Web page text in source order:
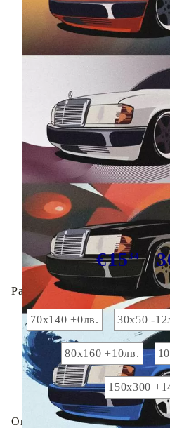
Сподели
Марка:
Хавлия
€1534
Размер на хавлия 70х140:
70x140 +0лв. 30х50 -
80х160 +10лв.
150х300
Опция брандиране с вашето